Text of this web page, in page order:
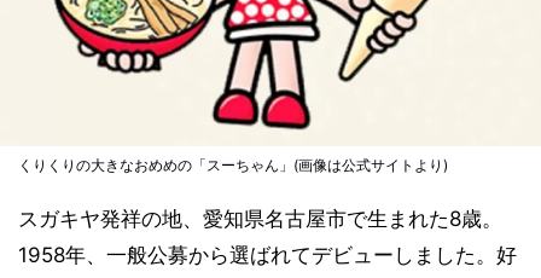
くりくりの大きなおめめの「スーちゃん」(画像は公式サイトより)
スガキヤ発祥の地、愛知県名古屋市で生まれた8歳。
1958年、一般公募から選ばれてデビューしました。好